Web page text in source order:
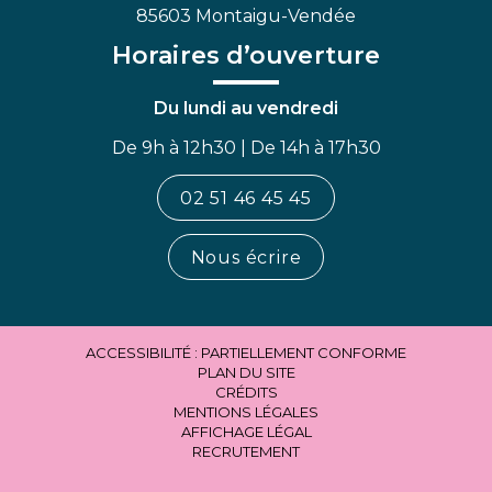
85603 Montaigu-Vendée
Horaires d’ouverture
Du lundi au vendredi
De 9h à 12h30 | De 14h à 17h30
02 51 46 45 45
Nous écrire
ACCESSIBILITÉ : PARTIELLEMENT CONFORME
PLAN DU SITE
CRÉDITS
MENTIONS LÉGALES
AFFICHAGE LÉGAL
RECRUTEMENT